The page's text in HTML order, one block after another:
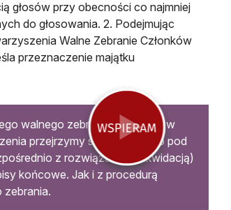
głosów przy obecności co najmniej
do głosowania. 2. Podejmując
Walne Zebranie Członków
przeznaczenie majątku
walnego zebrania członków w
przejrzymy statut zarówno pod
z rozwiązaniem (likwidacją)
końcowe. Jak i z procedurą
zebrania.